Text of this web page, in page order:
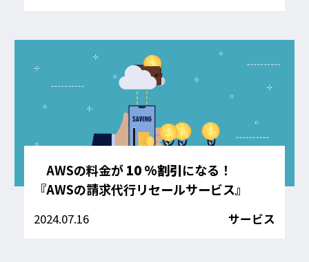
AWSの料金が10 %割引になる！
『AWSの請求代行リセールサービス』
2024.07.16 サービス